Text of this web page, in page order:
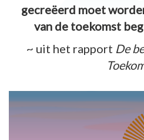
gecreëerd moet
van de toekomst
~ uit het rapport De